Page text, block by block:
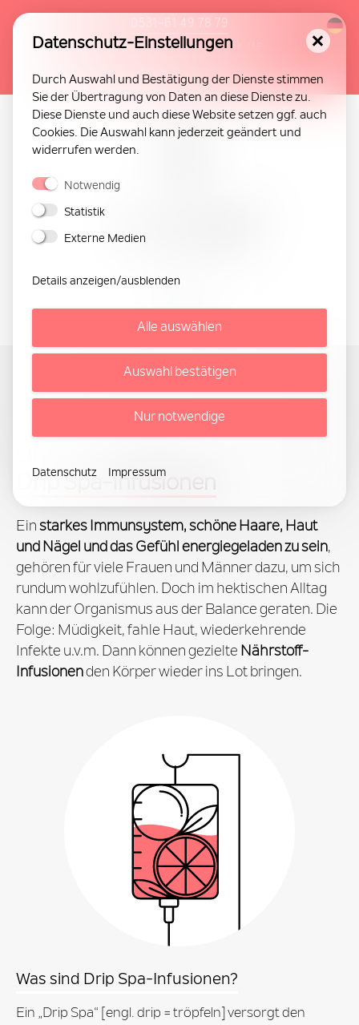
info@loewen-aesthetik.de
Behandlungen
Körper
Drip Spa-Infusionen
Drip Spa-Infusionen
Ein starkes Immunsystem, schöne Haare, Haut
und Nägel und das Gefühl energiegeladen zu sein,
gehören für viele Frauen und Männer dazu, um sich
rundum wohlzufühlen. Doch im hektischen Alltag
kann der Organismus aus der Balance geraten. Die
Folge: Müdigkeit, fahle Haut, wiederkehrende
Infekte u.v.m. Dann können gezielte Nährstoff-
Infusionenden Körper wieder ins Lot bringen.
Was sind Drip Spa-Infusionen?
Ein „Drip Spa“ [engl. drip = tröpfeln] versorgt den
Datenschutz-Einstellungen
Durch Auswahl und Bestätigung der Dienste stimmen
Sie der Übertragung von Daten an diese Dienste zu.
Diese Dienste und auch diese Website setzen ggf. auch
Cookies. Die Auswahl kann jederzeit geändert und
widerrufen werden.
Notwendig
Statistik
Externe Medien
Details anzeigen/ausblenden
Nur notwendige
Auswahl bestätigen
Alle auswählen
Datenschutz Impressum